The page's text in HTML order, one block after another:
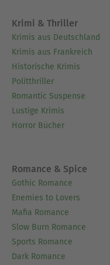
Krimi & Thriller
Krimis aus Deutschland
Krimis aus Frankreich
Historische Krimis
Politthriller
Romantic Suspense
Lustige Krimis
Horror Bücher
Romance & Spice
Gothic Romance
Enemies to Lovers
Mafia Romance
Slow Burn Romance
Sports Romance
Dark Romance